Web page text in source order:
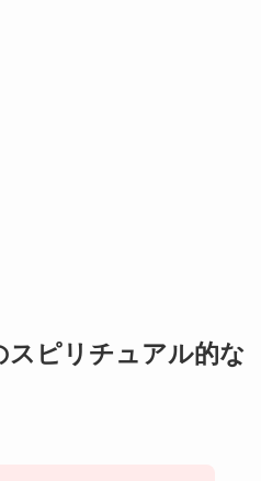
スピリチュアル的な